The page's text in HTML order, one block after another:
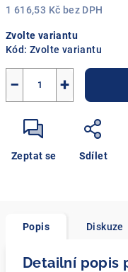
1 616,53 Kč bez DPH
cena:
Zvolte variantu
Kód: Zvolte variantu
+
−
Zeptat se Sdílet
Popis Diskuze
Detailní popis